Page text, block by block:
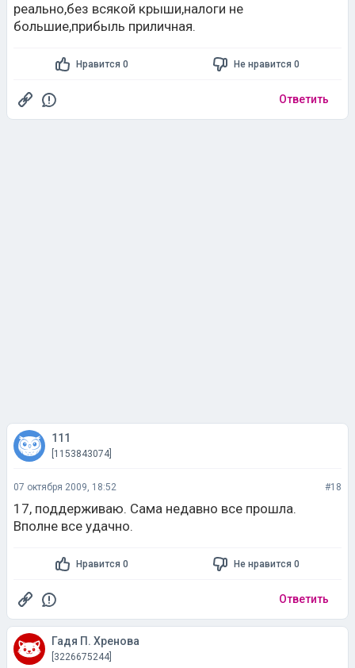
реально,без всякой крыши,налоги не
большие,прибыль приличная.
Нравится 0 Не нравится 0
Ответить
111
[1153843074]
07 октября 2009, 18:52 #18
17, поддерживаю. Сама недавно все прошла.
Вполне все удачно.
Нравится 0 Не нравится 0
Ответить
Гадя П. Хренова
[3226675244]